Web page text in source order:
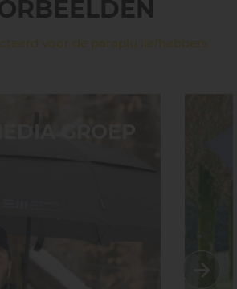
voor de paraplu liefhebbers